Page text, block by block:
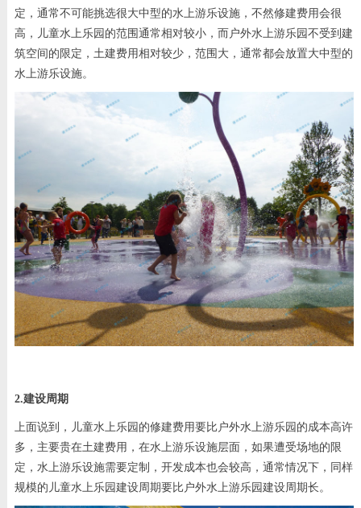
定，通常不可能挑选很大中型的水上游乐设施，不然修建费用会很
高，儿童水上乐园的范围通常相对较小，而户外水上游乐园不受到建
筑空间的限定，土建费用相对较少，范围大，通常都会放置大中型的
水上游乐设施。
2.建设周期
上面说到，儿童水上乐园的修建费用要比户外水上游乐园的成本高许
多，主要贵在土建费用，在水上游乐设施层面，如果遭受场地的限
定，水上游乐设施需要定制，开发成本也会较高，通常情况下，同样
规模的儿童水上乐园建设周期要比户外水上游乐园建设周期长。